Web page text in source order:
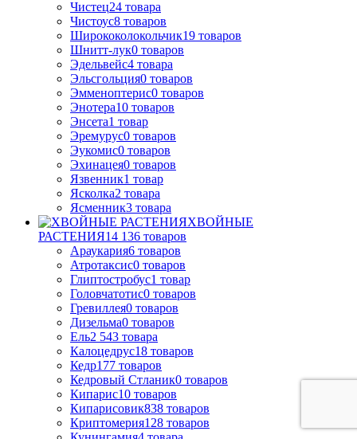
Чистец24 товара
Чистоус8 товаров
Ширококолокольчик19 товаров
Шнитт-лук0 товаров
Эдельвейс4 товара
Эльсгольция0 товаров
Эмменоптерис0 товаров
Энотера10 товаров
Энсета1 товар
Эремурус0 товаров
Эукомис0 товаров
Эхинацея0 товаров
Язвенник1 товар
Ясколка2 товара
Ясменник3 товара
ХВОЙНЫЕ
РАСТЕНИЯ14 136 товаров
Араукария6 товаров
Атротаксис0 товаров
Глиптостробус1 товар
Головчатотис0 товаров
Гревиллея0 товаров
Дизельма0 товаров
Ель2 543 товара
Калоцедрус18 товаров
Кедр177 товаров
Кедровый Стланик0 товаров
Кипарис10 товаров
Кипарисовик838 товаров
Криптомерия128 товаров